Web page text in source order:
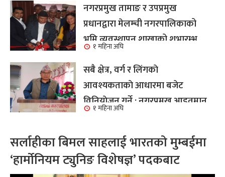
नगरप्रमुख तामाङ र उपप्रमुख
प्रधानद्वारा मेलम्ची नगरपालिकाको
भूमि व्यवस्थापन शाखाको शुभारम्भ
कार्य सम्पन्न
१ महिना अघि
सबै क्षेत्र, वर्ग र लिंगकाे
आवश्यकताकाे आधारमा बजेट
विनियाेजन गर्ने : नगरप्रमुख आइतमान
तामाङ
१ महिना अघि
सर्लाहीका बिमल साहलाई भारतको मुम्बईमा
‘हार्मोनियम ट्युनिङ विशेषज्ञ’ पदकबाट